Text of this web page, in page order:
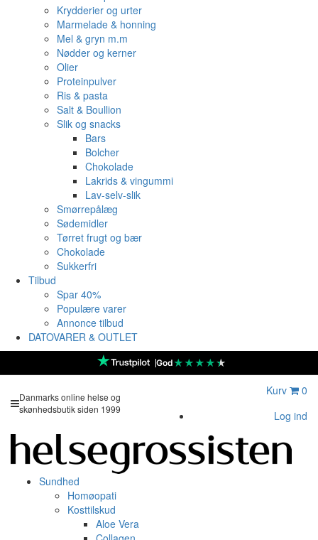
Krydderier og urter
Marmelade & honning
Mel & gryn m.m
Nødder og kerner
Olier
Proteinpulver
Ris & pasta
Salt & Boullion
Slik og snacks
Bars
Bolcher
Chokolade
Lakrids & vingummi
Lav-selv-slik
Smørrepålæg
Sødemidler
Tørret frugt og bær
Chokolade
Sukkerfri
Tilbud
Spar 40%
Populære varer
Annonce tilbud
DATOVARER & OUTLET
God★★★★★
Danmarks online helse og
skønhedsbutik siden 1999
Kurv
0
Log ind
Sundhed
Homøopati
Kosttilskud
Aloe Vera